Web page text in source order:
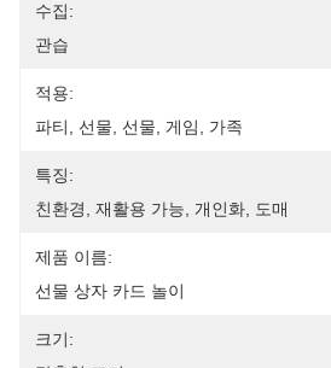
수집:
관습
적용:
파티, 선물, 선물, 게임, 가족
특징:
친환경, 재활용 가능, 개인화, 도매
제품 이름:
선물 상자 카드 놀이
크기: